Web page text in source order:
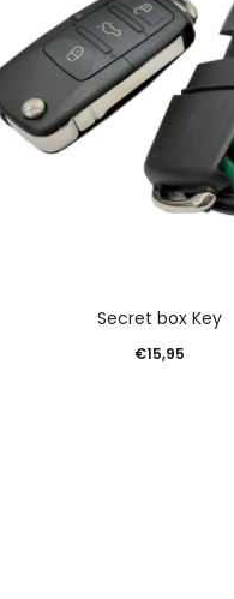
Secret box Key
€15,95